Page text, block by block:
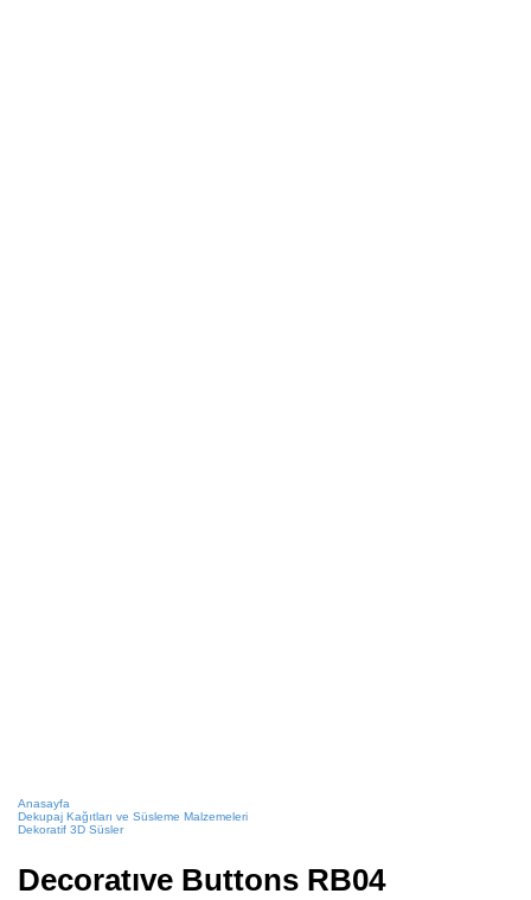
Anasayfa
Dekupaj Kağıtları ve Süsleme Malzemeleri
Dekoratif 3D Süsler
Decoratıve Buttons RB04